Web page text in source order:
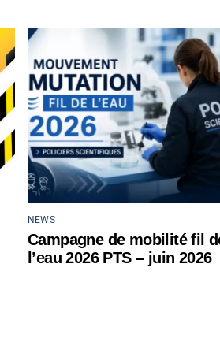
NEWS
Campagne de mobilité fil
l’eau 2026 PTS – juin 2026